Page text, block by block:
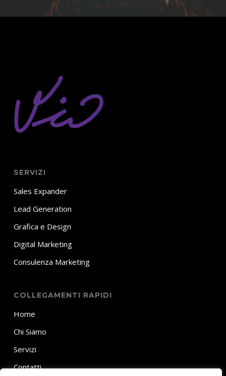
SERVIZI
Sales Expander
Lead Generation
Grafica e Design
Digital Marketing
Consulenza Marketing
COLLEGAMENTI RAPIDI
Home
Chi Siamo
Servizi
Contatti